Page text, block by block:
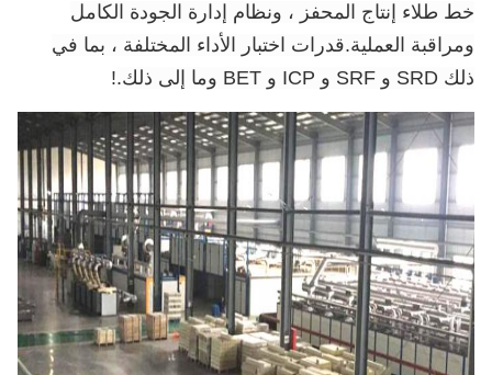
خط طلاء إنتاج المحفز ، ونظام إدارة الجودة الكامل
ومراقبة العملية.قدرات اختبار الأداء المختلفة ، بما في
ذلك SRD و SRF و ICP و BET وما إلى ذلك.
!